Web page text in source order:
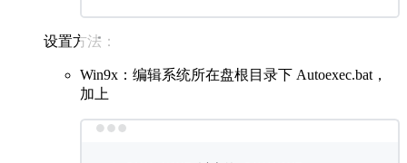
设置方法：
Win9x：编辑系统所在盘根目录下 Autoexec.bat，
加上